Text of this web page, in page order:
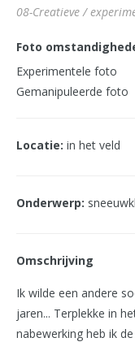
08-Creatieve /
Foto
Experimentele foto
Gemanipuleerde foto
Locatie: in het veld
Onderwerp:
Omschrijving
Ik wilde een andere
jaren... Terplekke in
nabewerking heb ik